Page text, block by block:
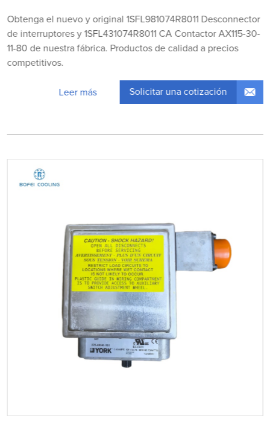
Obtenga el nuevo y original 1SFL981074R8011 Desconnector
de interruptores y 1SFL431074R8011 CA Contactor AX115-30-
11-80 de nuestra fábrica. Productos de calidad a precios
competitivos.
Leer más Solicitar una cotización